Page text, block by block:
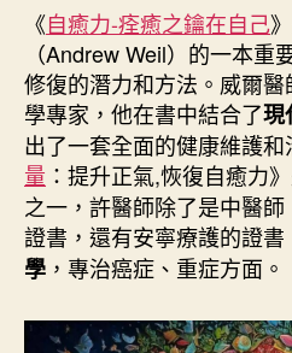
者
《自癒力-痊癒之鑰在自己
（Andrew Weil）的一本
修復的潛力和方法。威爾
學專家，他在書中結合了現
出了一套全面的健康維護
量 ：提升正氣,恢復自癒力
之一，許醫師除了是中醫
證書，還有安寧療護的證書
學 ，專治癌症、重症方面。